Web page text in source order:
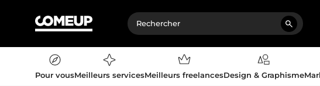
Pour vousMeilleurs servicesMeilleurs freelancesDesign & Graphisme